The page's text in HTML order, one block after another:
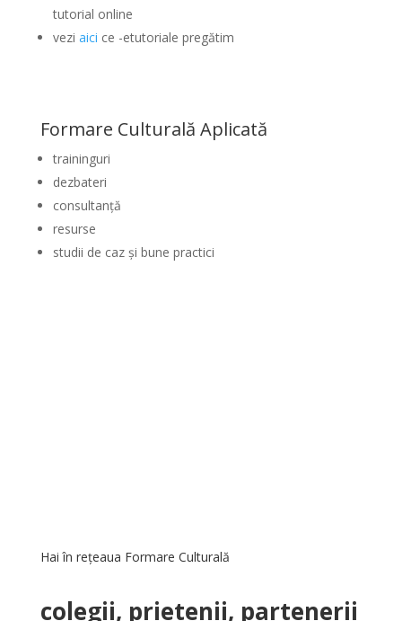
tutorial online
vezi aici ce -etutoriale pregătim
Formare Culturală Aplicată
traininguri
dezbateri
consultanță
resurse
studii de caz și bune practici
Hai în rețeaua Formare Culturală
colegii, prietenii, partenerii